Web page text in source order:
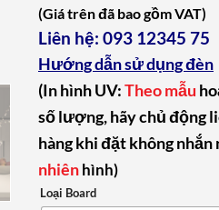
(Giá trên đã bao gồm VAT)
Liên hệ: 093 12345 75
Hướng dẫn sử dụng đèn
(In hình UV:Theo mẫu
số lượng, hãy chủ động
hàng khi đặt không
nhiên hình)
Loại Board